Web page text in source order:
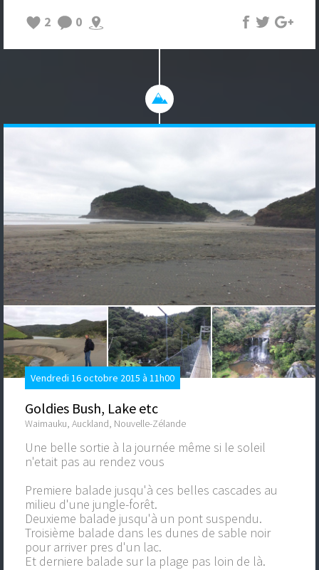
2
0
Vendredi 16 octobre 2015 à 11h00
Goldies Bush, Lake etc
Waimauku, Auckland, Nouvelle-Zélande
Une belle sortie à la journée même si le soleil
n'etait pas au rendez vous
Premiere balade jusqu'à ces belles cascades au
milieu d'une jungle-forêt.
Deuxieme balade jusqu'à un pont suspendu.
Troisième balade dans les dunes de sable noir
pour arriver pres d'un lac.
Et derniere balade sur la plage pas loin de là.